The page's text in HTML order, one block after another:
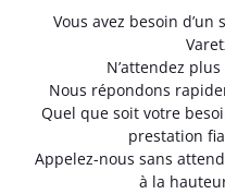
Vous avez besoin
N’attendez
Nous répondons
Quel que soit votre
prestation
Appelez-nous sans
à la